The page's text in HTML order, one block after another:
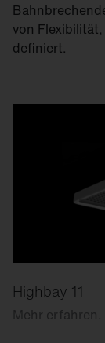
von
definiert.
Highbay 11
Mehr erfahren.